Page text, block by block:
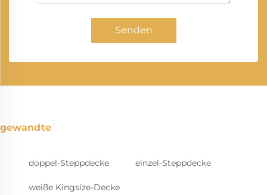
Senden
gewandte
doppel-Steppdecke einzel-Steppdecke
weiße Kingsize-Decke